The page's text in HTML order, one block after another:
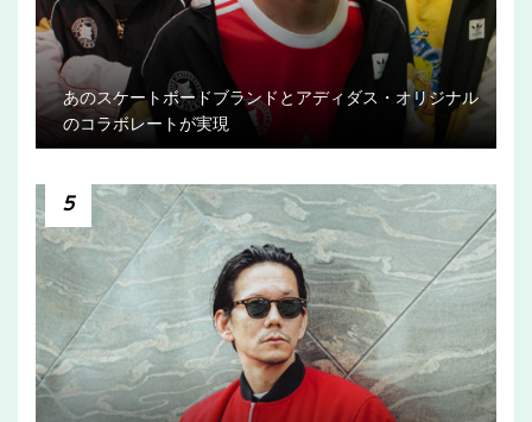
あのスケートボードブランドとアディダス・オリジナル
のコラボレートが実現
5